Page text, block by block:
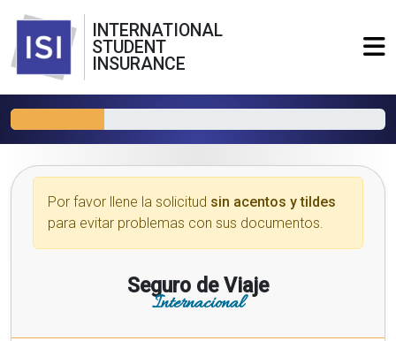
INTERNATIONAL
STUDENT
INSURANCE
Por favor llene la solicitud sin acentos y tildes
para evitar problemas con sus documentos.
Seguro de Viaje
Internacional